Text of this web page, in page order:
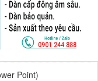
Point)